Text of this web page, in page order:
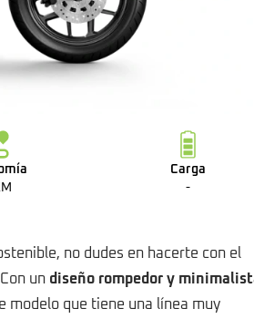
Carga
-
no dudes en hacerte con el
un diseño rompedor y
modelo que tiene una línea muy